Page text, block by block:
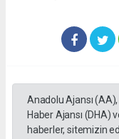
Anadolu Ajansı
Haber Ajansı (DHA)
haberler, sitemizin